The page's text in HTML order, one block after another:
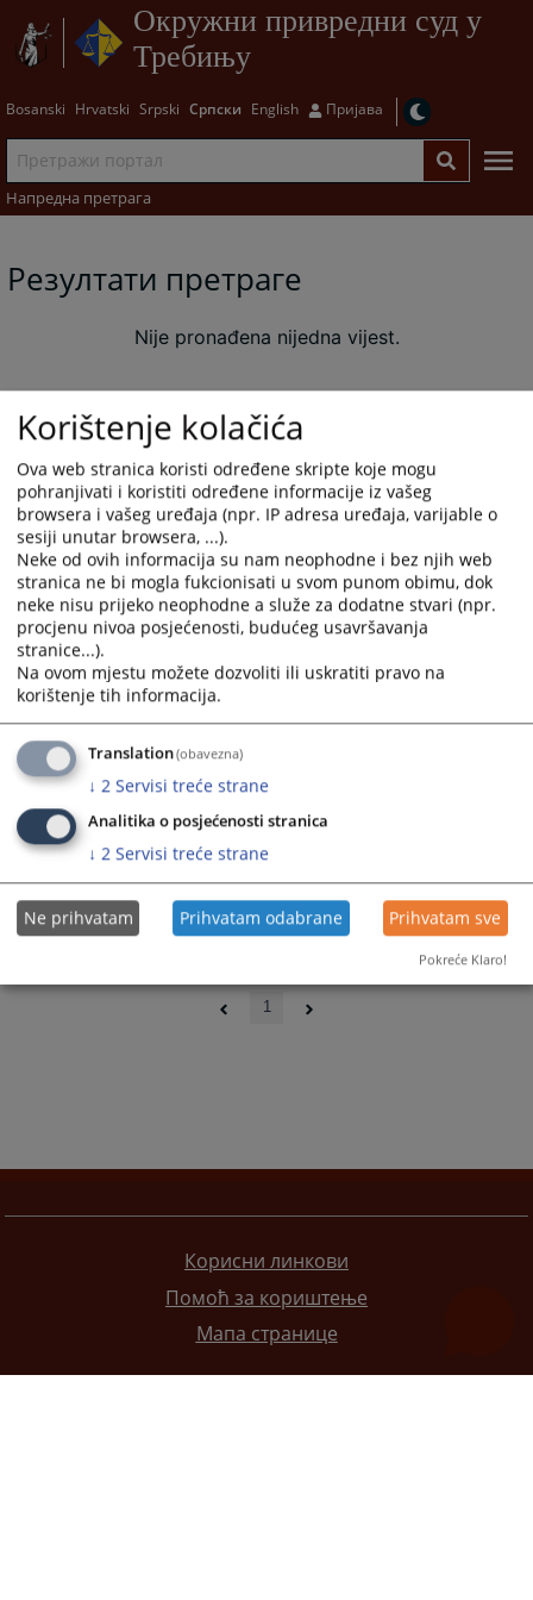
Окружни привредни суд у
Требињу
Bosanski Hrvatski Srpski Српски English Пријава
Напредна претрага
Резултати претраге
Nije pronađena nijedna vijest.
1
Корисни линкови
Помоћ за кориштење
Мапа странице
Korištenje kolačića
Ova web stranica koristi određene skripte koje mogu
pohranjivati i koristiti određene informacije iz vašeg
browsera i vašeg uređaja (npr. IP adresa uređaja, varijable o
sesiji unutar browsera, ...).
Neke od ovih informacija su nam neophodne i bez njih web
stranica ne bi mogla fukcionisati u svom punom obimu, dok
neke nisu prijeko neophodne a služe za dodatne stvari (npr.
procjenu nivoa posjećenosti, budućeg usavršavanja
stranice...).
Na ovom mjestu možete dozvoliti ili uskratiti pravo na
korištenje tih informacija.
Translation(obavezna)
↓ 2 Servisi treće strane
Analitika o posjećenosti stranica
↓ 2 Servisi treće strane
Ne prihvatam Prihvatam odabrane Prihvatam sve
Pokreće Klaro!